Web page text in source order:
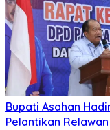
Bupati Asahan
Pelantikan Relawan